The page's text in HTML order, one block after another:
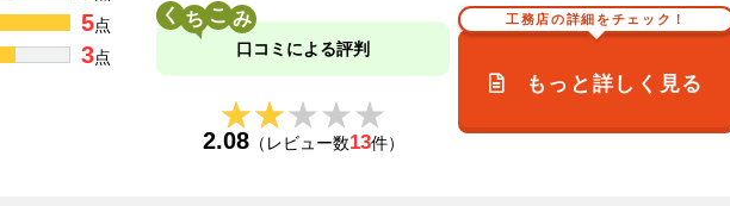
5点
3点
く こ
口コミによる評判
★★★★★
★★★★★
2.08（レビュー数13件）
工務店の詳細をチェック！
もっと詳しく見る